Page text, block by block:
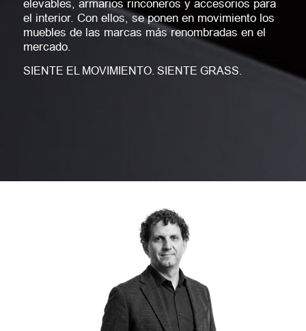
elevables, armarios rinconeros y accesorios para
el interior. Con ellos, se ponen en movimiento los
muebles de las marcas más renombradas en el
mercado.
SIENTE EL MOVIMIENTO. SIENTE GRASS.